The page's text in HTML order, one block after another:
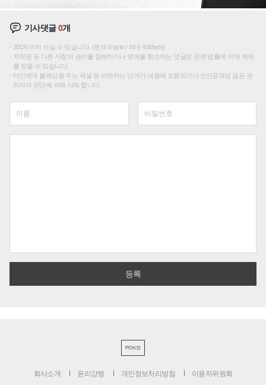
기사댓글0개
200자까지 쓰실 수 있습니다. (현재 0 byte / 최대 400byte)
저작권 등 다른 사람의 권리를 침해하거나 명예를 훼손하는 댓글은 관련 법률에 의해 제재
를 받을 수 있습니다.
타인에게 불쾌감을 주는 욕설 등 비하하는 단어가 내용에 포함되거나 인신공격성 글은 관
리자의 판단에 의해 삭제 합니다.
PC버전
회사소개 윤리강령 개인정보처리방침 이용자위원회